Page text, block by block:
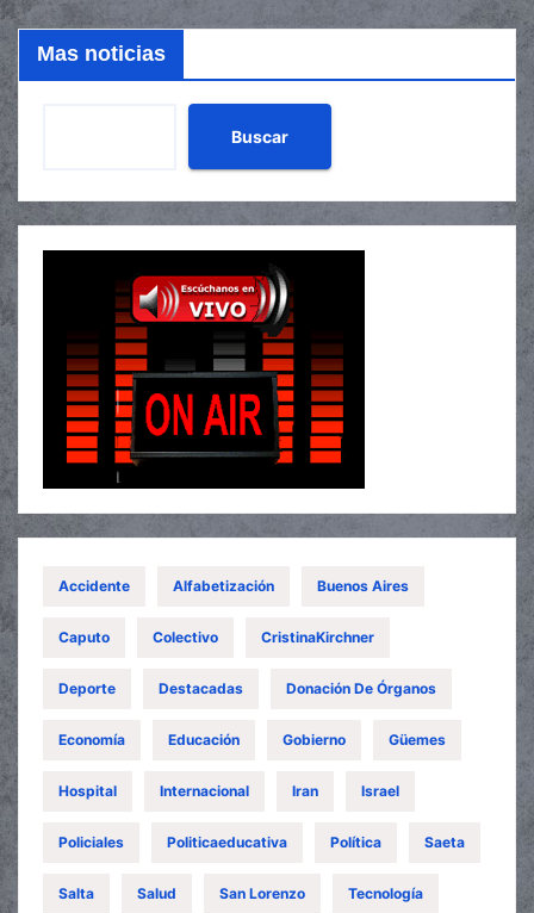
Mas noticias
Buscar
Accidente Alfabetización Buenos Aires
Caputo Colectivo CristinaKirchner
Deporte Destacadas Donación De Órganos
Economía Educación Gobierno Güemes
Hospital Internacional Iran Israel
Policiales Politicaeducativa Política Saeta
Salta Salud San Lorenzo Tecnología